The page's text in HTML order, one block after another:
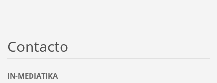
Contacto
IN-MEDIATIKA